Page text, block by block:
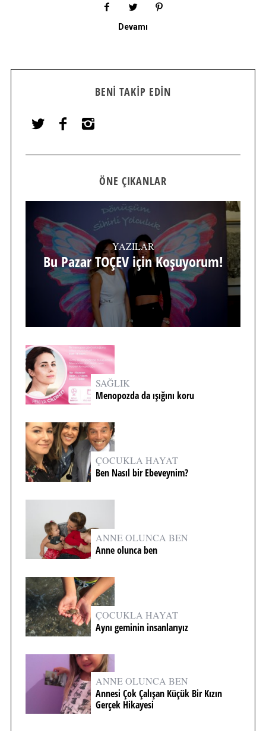
Devamı
BENI TAKIP EDIN
ÖNE ÇIKANLAR
YAZILAR
Bu Pazar TOÇEV için Koşuyorum!
SAĞLIK
Menopozda da ışığını koru
ÇOCUKLA HAYAT
Ben Nasıl bir Ebeveynim?
ANNE OLUNCA BEN
Anne olunca ben
ÇOCUKLA HAYAT
Aynı geminin insanlarıyız
ANNE OLUNCA BEN
Annesi Çok Çalışan Küçük Bir Kızın
Gerçek Hikayesi